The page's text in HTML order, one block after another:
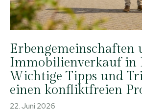
Erbengemeinschaften
Immobilienverkauf in
Wichtige Tipps und
einen konfliktfreien
22. Juni 2026